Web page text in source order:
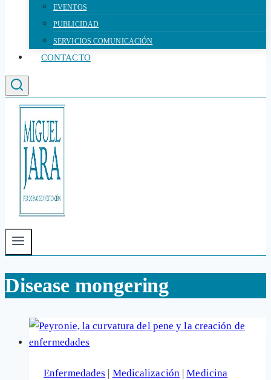
EVENTOS
PUBLICIDAD
SERVICIOS COMUNICACIÓN
CONTACTO
Disease mongering
Enfermedades Medicalización|Medicina